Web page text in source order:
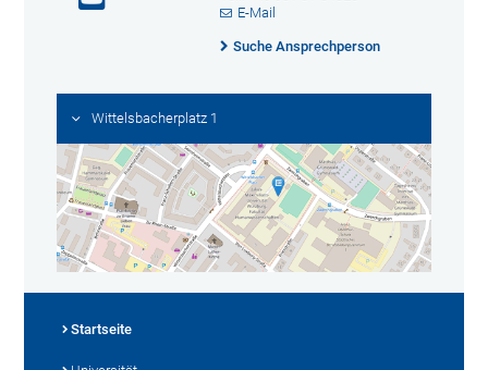
E-Mail
Suche Ansprechperson
Wittelsbacherplatz 1
Startseite